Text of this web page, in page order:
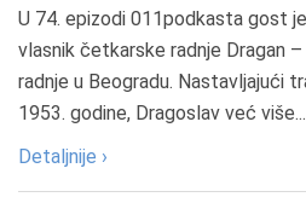
U 74. epizodi 011podkasta gost
vlasnik četkarske radnje Dragan
radnje u Beogradu. Nastavljajući
1953. godine, Dragoslav već više...
Detaljnije ›